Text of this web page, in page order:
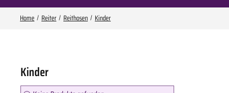
Home Reiter Reithosen Kinder
Kinder